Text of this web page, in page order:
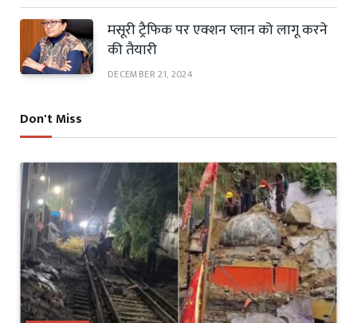
मसूरी ट्रैफिक पर एक्शन प्लान को लागू करने
की तैयारी
DECEMBER 21, 2024
Don't Miss